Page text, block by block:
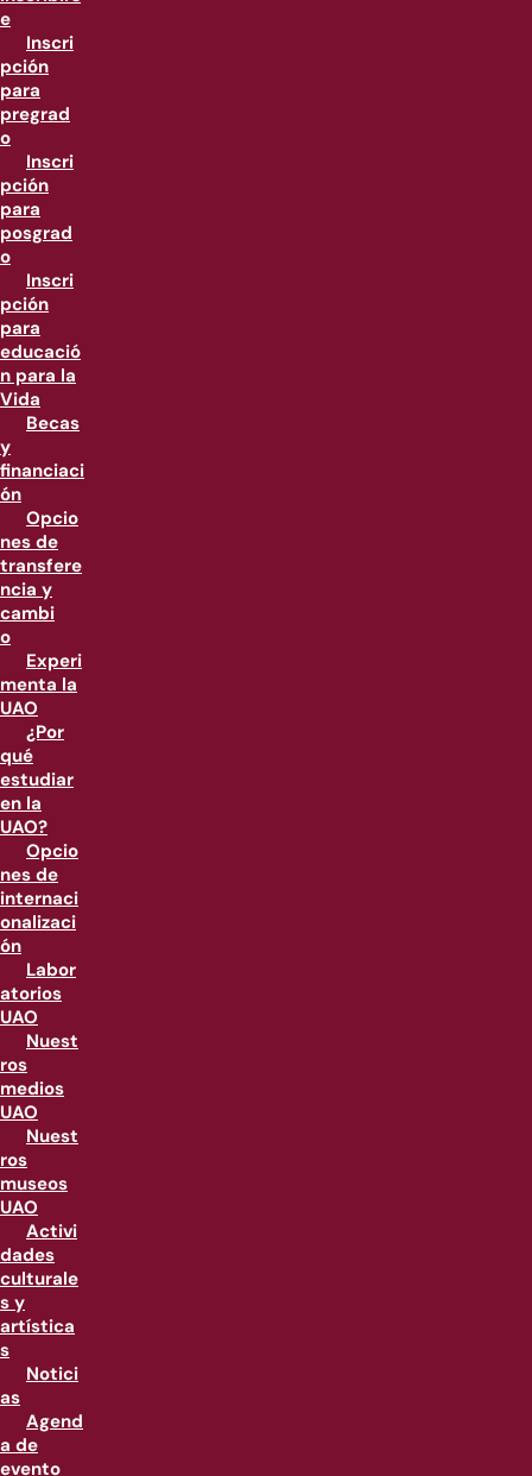
e
Inscri
pción
para
pregrad
o
Inscri
pción
para
posgrad
o
Inscri
pción
para
educació
n para la
Vida
Becas
y
financiaci
ón
Opcio
nes de
transfere
ncia y
cambi
o
Experi
menta la
UAO
¿Por
qué
estudiar
en la
UAO?
Opcio
nes de
internaci
onalizaci
ón
Labor
atorios
UAO
Nuest
ros
medios
UAO
Nuest
ros
museos
UAO
Activi
dades
culturale
s y
artística
s
Notici
as
Agend
a de
evento